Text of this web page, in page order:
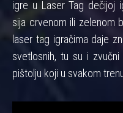
igre u Laser Tag dečijoj
sija crvenom ili zelenom
laser tag igračima daje
svetlosnih, tu su i
pištolju koji u svakom